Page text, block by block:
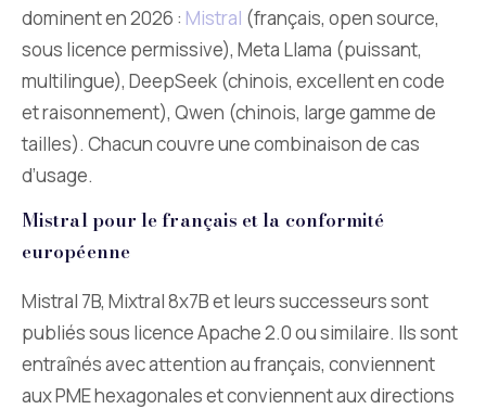
dominent en 2026 : Mistral (français, open source,
sous licence permissive), Meta Llama (puissant,
multilingue), DeepSeek (chinois, excellent en code
et raisonnement), Qwen (chinois, large gamme de
tailles). Chacun couvre une combinaison de cas
d’usage.
Mistral pour le français et la conformité
européenne
Mistral 7B, Mixtral 8x7B et leurs successeurs sont
publiés sous licence Apache 2.0 ou similaire. Ils sont
entraînés avec attention au français, conviennent
aux PME hexagonales et conviennent aux directions